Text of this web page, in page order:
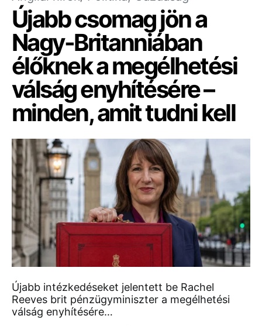
Újabb csomag jön a
Nagy-Britanniában
élőknek a megélhetési
válság enyhítésére –
minden, amit tudni kell
Újabb intézkedéseket jelentett be Rachel
Reeves brit pénzügyminiszter a megélhetési
válság enyhítésére…